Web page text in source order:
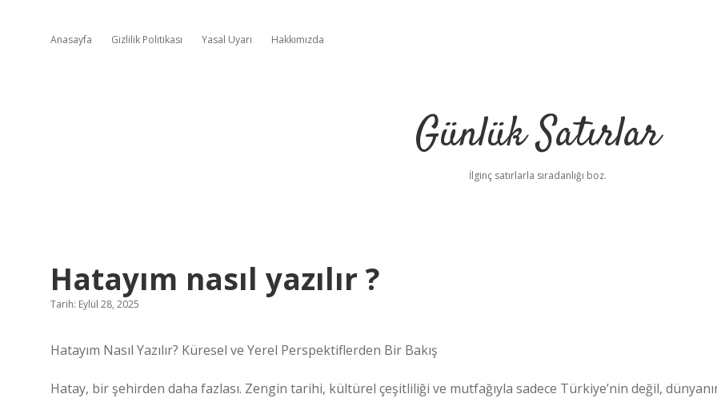
Anasayfa Gizlilik Politikası Yasal Uyarı Hakkımızda
Günlük Satırlar
İlginç satırlarla sıradanlığı boz.
Hatayım nasıl yazılır ?
Tarih: Eylül 28, 2025
Hatayım Nasıl Yazılır? Küresel ve Yerel Perspektiflerden Bir Bakış
Hatay, bir şehirden daha fazlası. Zengin tarihi, kültürel çeşitliliği ve mutfağıyla sadece Türkiye’nin değil,